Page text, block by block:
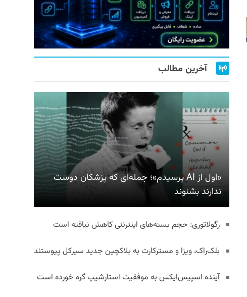
آخرین مطالب
«اول از AI پرسیدم»؛ جمله‌ای که پزشکان دوست
ندارند بشنوند
رگولاتوری: حجم بسته‌های اینترنتی کاهش نیافته است
بلک‌راک، ویزا و مسترکارت به بلاکچین جدید سیرکل پیوستند
آینده اسپیس‌ایکس به موفقیت استارشیپ گره خورده است